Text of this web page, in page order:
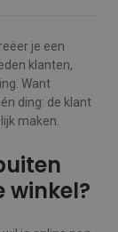
je een
klanten,
Want
ding: de klant
maken.
winkel?